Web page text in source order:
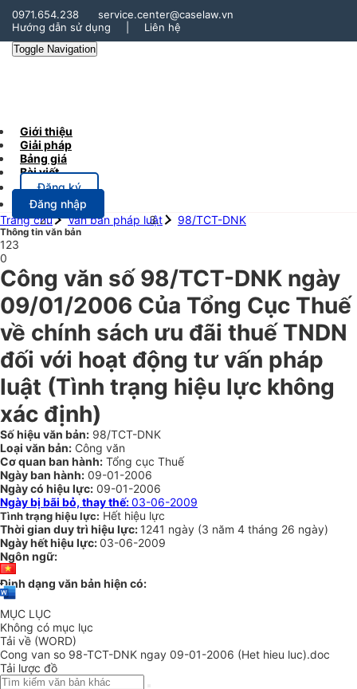
0971.654.238
service.center@caselaw.vn
Hướng dẫn sử dụng
Liên hệ
Toggle Navigation
Giới thiệu
Giải pháp
Bảng giá
Bài viết
Đăng ký
Đăng nhập
Trang chủ
Văn bản pháp luật 98/TCT-DNK
Thông tin văn bản
123
0
Công văn số 98/TCT-DNK ngày
09/01/2006 Của Tổng Cục Thuế
về chính sách ưu đãi thuế TNDN
đối với hoạt động tư vấn pháp
luật (Tình trạng hiệu lực không
xác định)
Số hiệu văn bản: 98/TCT-DNK
Loại văn bản: Công văn
Cơ quan ban hành: Tổng cục Thuế
Ngày ban hành: 09-01-2006
Ngày có hiệu lực: 09-01-2006
Ngày bị bãi bỏ, thay thế:03-06-2009
Tình trạng hiệu lực: Hết hiệu lực
Thời gian duy trì hiệu lực: 1241 ngày (3 năm 4 tháng 26 ngày)
Ngày hết hiệu lực:03-06-2009
Ngôn ngữ:
Định dạng văn bản hiện có:
MỤC LỤC
Không có mục lục
Tải về (WORD)
Cong van so 98-TCT-DNK ngay 09-01-2006 (Het hieu luc).doc
Tải lược đồ